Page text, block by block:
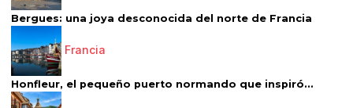
Bergues: una joya desconocida del norte de Francia
Francia
Honfleur, el pequeño puerto normando que inspiró...